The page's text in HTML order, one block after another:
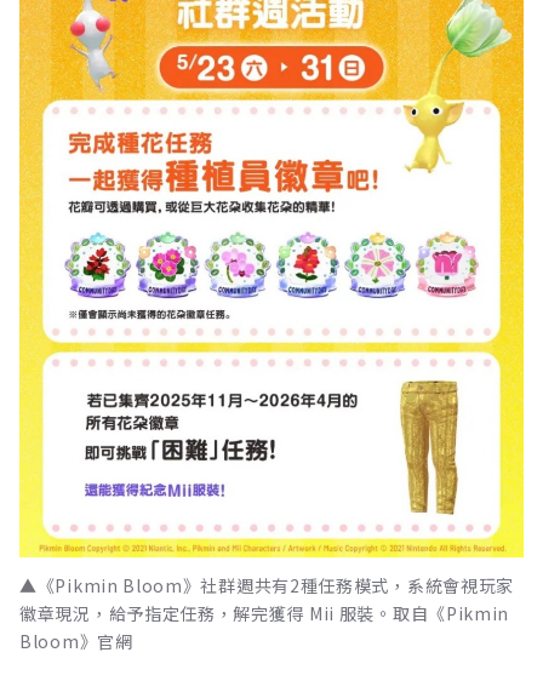
▲《Pikmin Bloom》社群週共有2種任務模式，系統會視玩家
徽章現況，給予指定任務，解完獲得 Mii 服裝。取自《Pikmin
Bloom》官網